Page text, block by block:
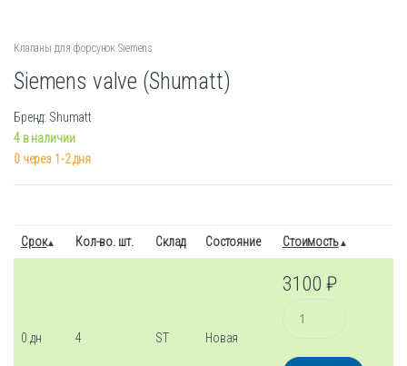
Клапаны для форсунок Siemens
Siemens valve (Shumatt)
Бренд: Shumatt
4 в наличии
0 через 1-2 дня
Срок Кол-во. шт. Склад Состояние Стоимость
0 дн 4 ST Новая
3100₽
Количество